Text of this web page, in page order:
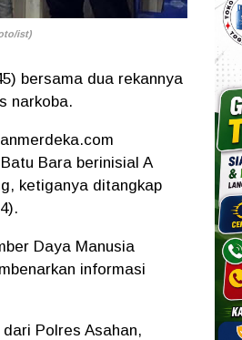
ist)
bersama dua rekannya
narkoba.
Bara berinisial A
ketiganya ditangkap
Daya Manusia
informasi
Polres Asahan,